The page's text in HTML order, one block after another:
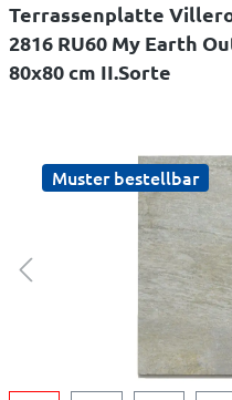
Terrassenplatte
2816 RU60 My Earth
80x80 cm II.Sorte
Muster bestellbar